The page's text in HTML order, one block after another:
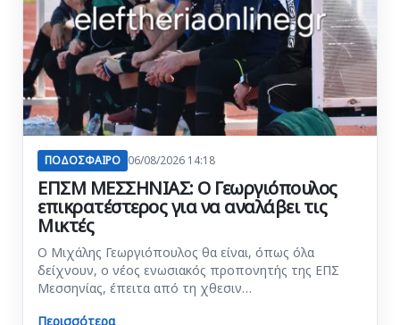
ΠΟΔΟΣΦΑΙΡΟ 06/08/2026 14:18
ΕΠΣΜ ΜΕΣΣΗΝΙΑΣ: Ο Γεωργιόπουλος
επικρατέστερος για να αναλάβει τις
Μικτές
Ο Μιχάλης Γεωργιόπουλος θα είναι, όπως όλα
δείχνουν, ο νέος ενωσιακός προπονητής της ΕΠΣ
Μεσσηνίας, έπειτα από τη χθεσιν…
Περισσότερα